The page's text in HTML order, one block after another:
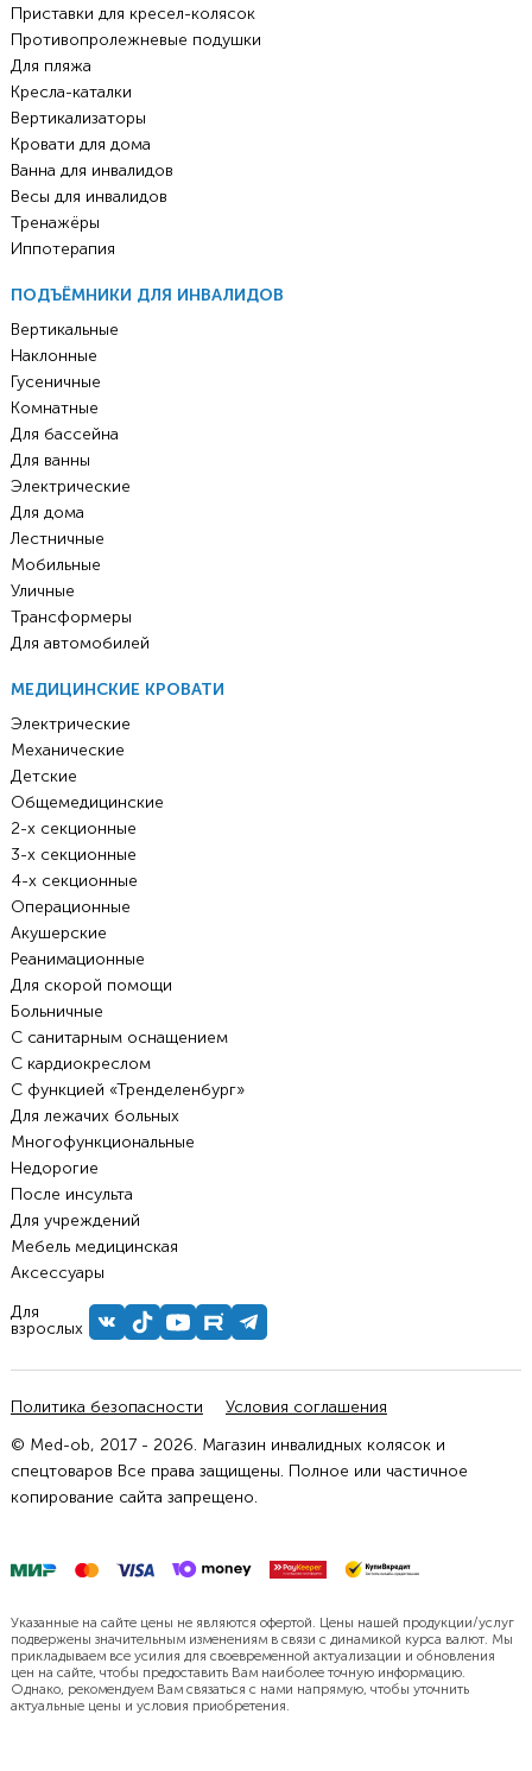
Приставки для кресел-колясок
Противопролежневые подушки
Для пляжа
Кресла-каталки
Вертикализаторы
Кровати для дома
Ванна для инвалидов
Весы для инвалидов
Тренажёры
Иппотерапия
ПОДЪЁМНИКИ ДЛЯ ИНВАЛИДОВ
Вертикальные
Наклонные
Гусеничные
Комнатные
Для бассейна
Для ванны
Электрические
Для дома
Лестничные
Мобильные
Уличные
Трансформеры
Для автомобилей
МЕДИЦИНСКИЕ КРОВАТИ
Электрические
Механические
Детские
Общемедицинские
2-х секционные
3-х секционные
4-х секционные
Операционные
Акушерские
Реанимационные
Для скорой помощи
Больничные
С санитарным оснащением
С кардиокреслом
С функцией «Тренделенбург»
Для лежачих больных
Многофункциональные
Недорогие
После инсульта
Для учреждений
Мебель медицинская
Аксессуары
Для
взрослых
Политика безопасности
Условия соглашения
© Med-ob, 2017 - 2026. Магазин инвалидных колясок и
спецтоваров Все права защищены. Полное или частичное
копирование сайта запрещено.
Указанные на сайте цены не являются офертой. Цены нашей продукции/услуг
подвержены значительным изменениям в связи с динамикой курса валют. Мы
прикладываем все усилия для своевременной актуализации и обновления
цен на сайте, чтобы предоставить Вам наиболее точную информацию.
Однако, рекомендуем Вам связаться с нами напрямую, чтобы уточнить
актуальные цены и условия приобретения.